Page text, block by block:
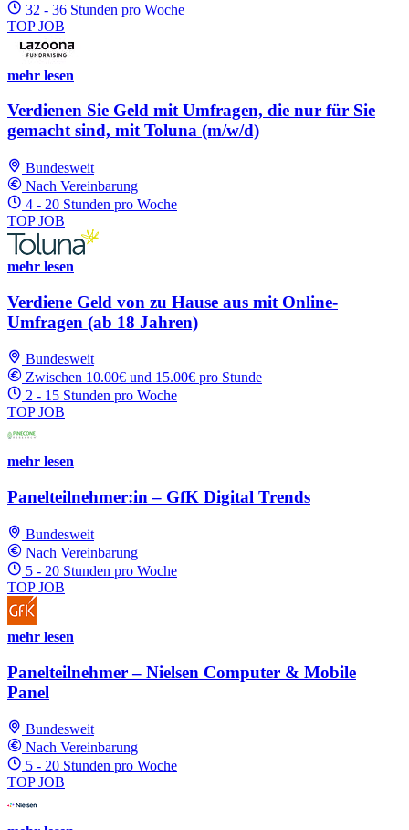
32 - 36 Stunden pro Woche
TOP JOB
mehr lesen
Verdienen Sie Geld mit Umfragen, die nur für Sie
gemacht sind, mit Toluna (m/w/d)
Bundesweit
Nach Vereinbarung
4 - 20 Stunden pro Woche
TOP JOB
mehr lesen
Verdiene Geld von zu Hause aus mit Online-
Umfragen (ab 18 Jahren)
Bundesweit
Zwischen 10.00€ und 15.00€ pro Stunde
2 - 15 Stunden pro Woche
TOP JOB
mehr lesen
Panelteilnehmer:in – GfK Digital Trends
Bundesweit
Nach Vereinbarung
5 - 20 Stunden pro Woche
TOP JOB
mehr lesen
Panelteilnehmer – Nielsen Computer & Mobile
Panel
Bundesweit
Nach Vereinbarung
5 - 20 Stunden pro Woche
TOP JOB